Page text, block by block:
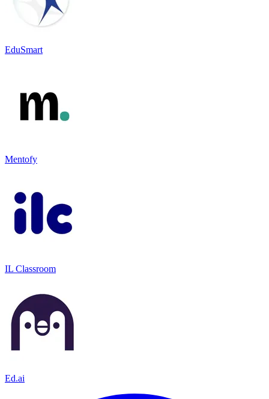
EduSmart
Mentofy
IL Classroom
Ed.ai